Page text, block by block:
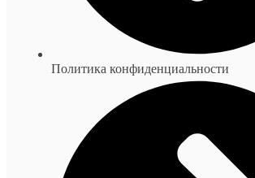
Политика конфиденциальности